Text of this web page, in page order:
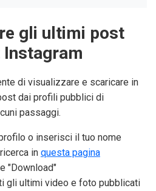
gli ultimi post
Instagram
di visualizzare e scaricare in
dai profili pubblici di
passaggi.
o inserisci il tuo nome
in questa pagina
"Download"
gli ultimi video e foto pubblicati